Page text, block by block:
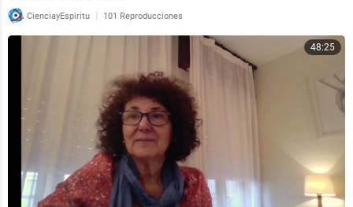
CienciayEspiritu | 101 Reproducciones
48:25